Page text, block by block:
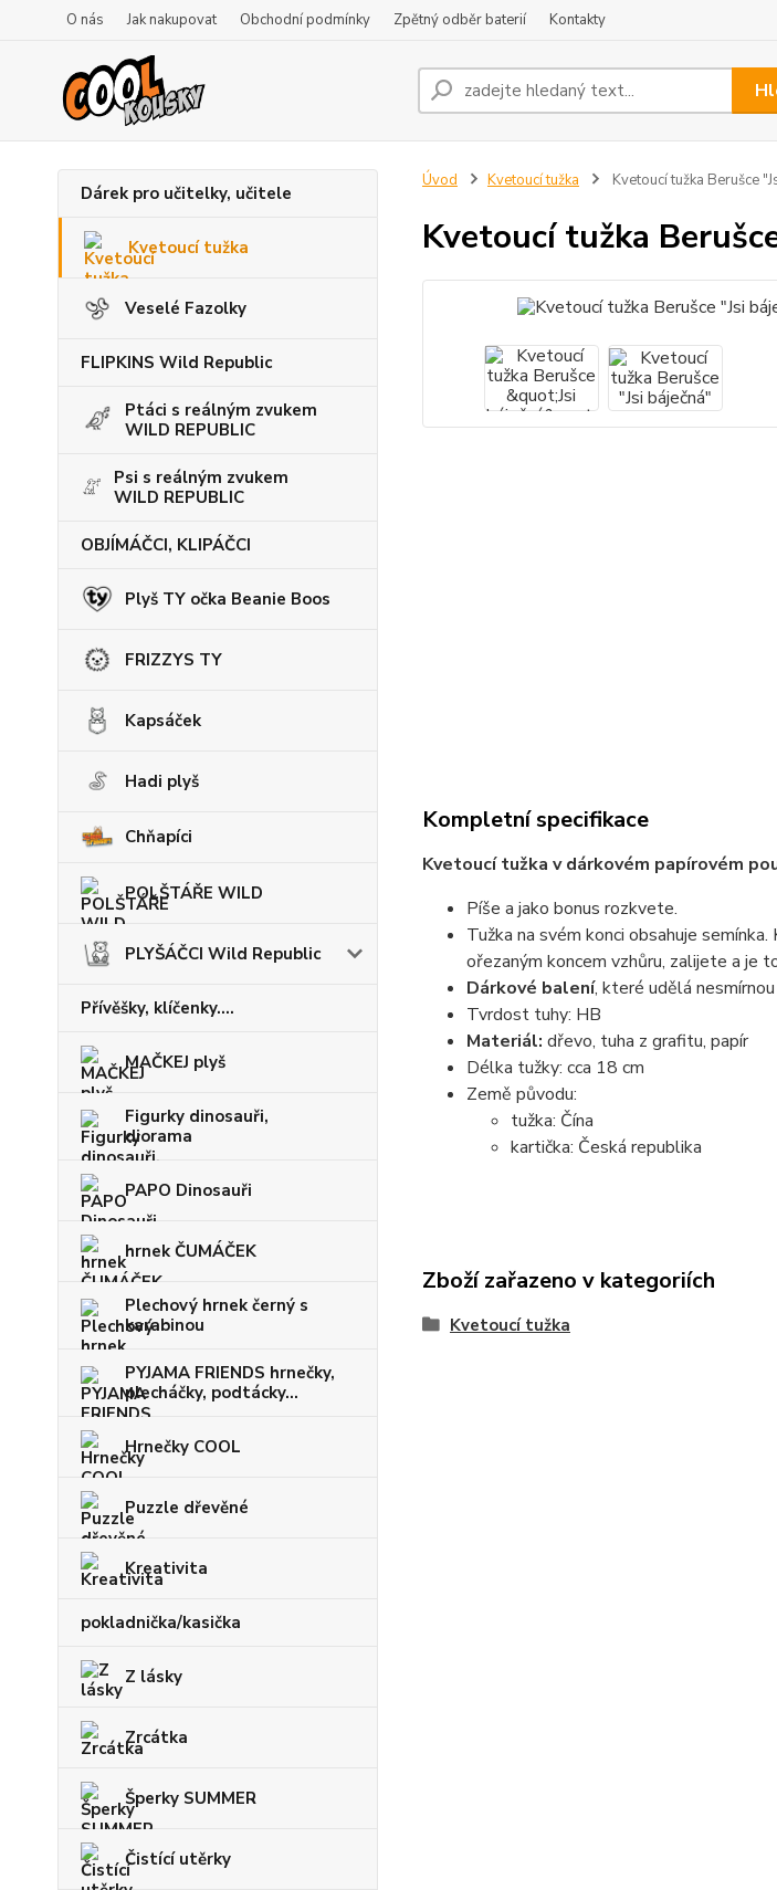
O nás Jak nakupovat Obchodní podmínky Zpětný odběr baterií Kontakty
Dárek pro učitelky, učitele
Kvetoucí tužka
Veselé Fazolky
FLIPKINS Wild Republic
Ptáci s reálným zvukem
WILD REPUBLIC
Psi s reálným zvukem
WILD REPUBLIC
OBJÍMÁČCI, KLIPÁČCI
Plyš TY očka Beanie Boos
FRIZZYS TY
Kapsáček
Hadi plyš
Chňapíci
POLŠTÁŘE WILD
PLYŠÁČCI Wild Republic
Přívěšky, klíčenky....
MAČKEJ plyš
Figurky dinosauři,
diorama
PAPO Dinosauři
hrnek ČUMÁČEK
Plechový hrnek černý s
karabinou
PYJAMA FRIENDS hrnečky,
plecháčky, podtácky...
Hrnečky COOL
Puzzle dřevěné
Kreativita
pokladnička/kasička
Z lásky
Zrcátka
Šperky SUMMER
Čistící utěrky
Úvod Kvetoucí tužka Kvetoucí tužka Berušce
Kvetoucí tužka
Kompletní specifikace
Kvetoucí tužka v dárkovém papírovém
Píše a jako bonus rozkvete.
Tužka na svém konci obsahuje
ořezaným koncem vzhůru, zalijete a je
Dárkové balení, které udělá
Tvrdost tuhy: HB
Materiál: dřevo, tuha z grafitu, papír
Délka tužky: cca 18 cm
Země původu:
tužka: Čína
kartička: Česká republika
Zboží zařazeno v kategoriích
Kvetoucí tužka